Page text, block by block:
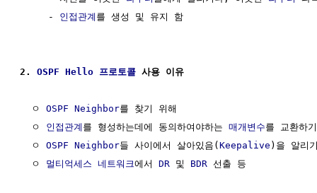
     -
인접관계 를 생성 및 유지 함
2. OSPF Hello 프로토콜 사용 이유
  ㅇ
OSPF Neighbor를 찾기 위해
  ㅇ
인접관계 를 형성하는데에 동의하여야하는 매개변수를 교환하
  ㅇ
OSPF Neighbor들 사이에서 살아있음(Keepalive )을 알리
  ㅇ
멀티억세스 네트워크에서 DR 및 BDR 선출 등